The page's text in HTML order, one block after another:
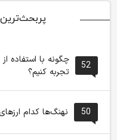
52
چگونه با استفاده
تجربه کنیم؟
50 نهنگ‌ها کدام